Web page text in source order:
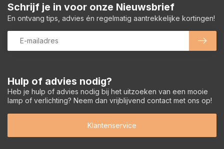
Hulp of advies nodig?
Heb je hulp of advies nodig bij het uitzoeken van een mooie
lamp of verlichting? Neem dan vrijblijvend contact met ons op!
Klantenservice
Schrijf je in voor onze Nieuwsbrief
En ontvang tips, advies én regelmatig aantrekkelijke kortingen!